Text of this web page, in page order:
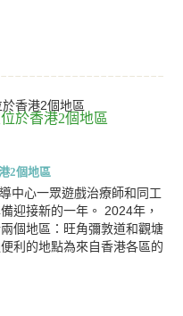
於香港2個地區
2個地區
中心一眾遊戲治療師和同工
迎接新的一年。 2024年，
個地區：旺角彌敦道和觀塘
利的地點為來自香港各區的